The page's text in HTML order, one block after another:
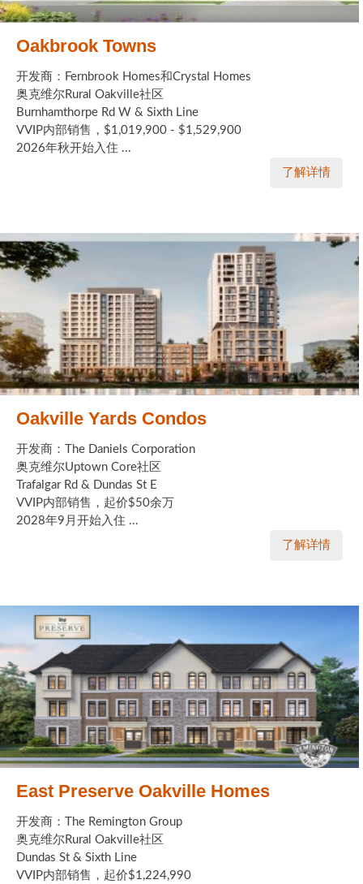
Oakbrook Towns
开发商：Fernbrook Homes和Crystal Homes
奥克维尔Rural Oakville社区
Burnhamthorpe Rd W & Sixth Line
VVIP内部销售，$1,019,900 - $1,529,900
2026年秋开始入住 ...
了解详情
Oakville Yards Condos
开发商：The Daniels Corporation
奥克维尔Uptown Core社区
Trafalgar Rd & Dundas St E
VVIP内部销售，起价$50余万
2028年9月开始入住 ...
了解详情
East Preserve Oakville Homes
开发商：The Remington Group
奥克维尔Rural Oakville社区
Dundas St & Sixth Line
VVIP内部销售，起价$1,224,990